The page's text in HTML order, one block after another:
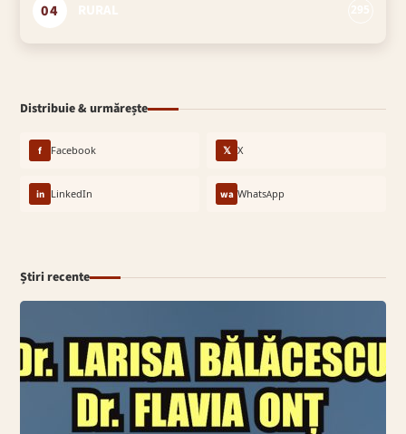
04
Distribuie & urmărește
f Facebook 𝕏 X
in LinkedIn wa WhatsApp
Știri recente